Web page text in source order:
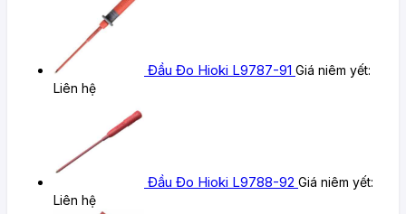
Đầu Đo Hioki L9787-91 Giá niêm yết:
Liên hệ
Đầu Đo Hioki L9788-92 Giá niêm yết:
Liên hệ